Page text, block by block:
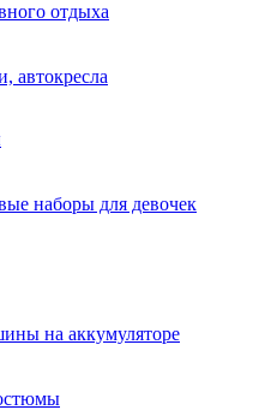
отдыха
автокресла
наборы для девочек
на аккумуляторе